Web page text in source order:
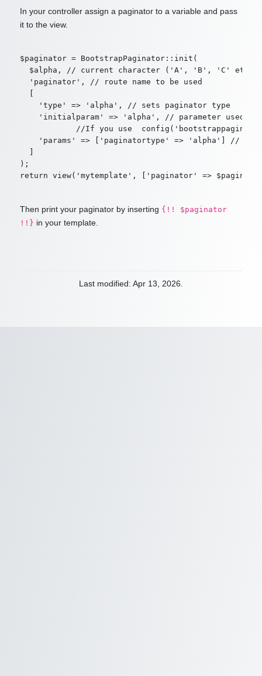
In your controller assign a paginator to a variable and pass
it to the view.
$paginator = BootstrapPaginator::init(
$alpha, // current character ('A', 'B', 'C' etc.
  'paginator', // route name to be used
    'type' => 'alpha', // sets paginator type
'initialparam' => 'alpha', // parameter used by
//If you use
'params' => ['paginatortype' => 'alpha'] //
);
Then print your paginator by inserting {!! $paginator
!!} in your template.
Last modified: Apr 13, 2026.